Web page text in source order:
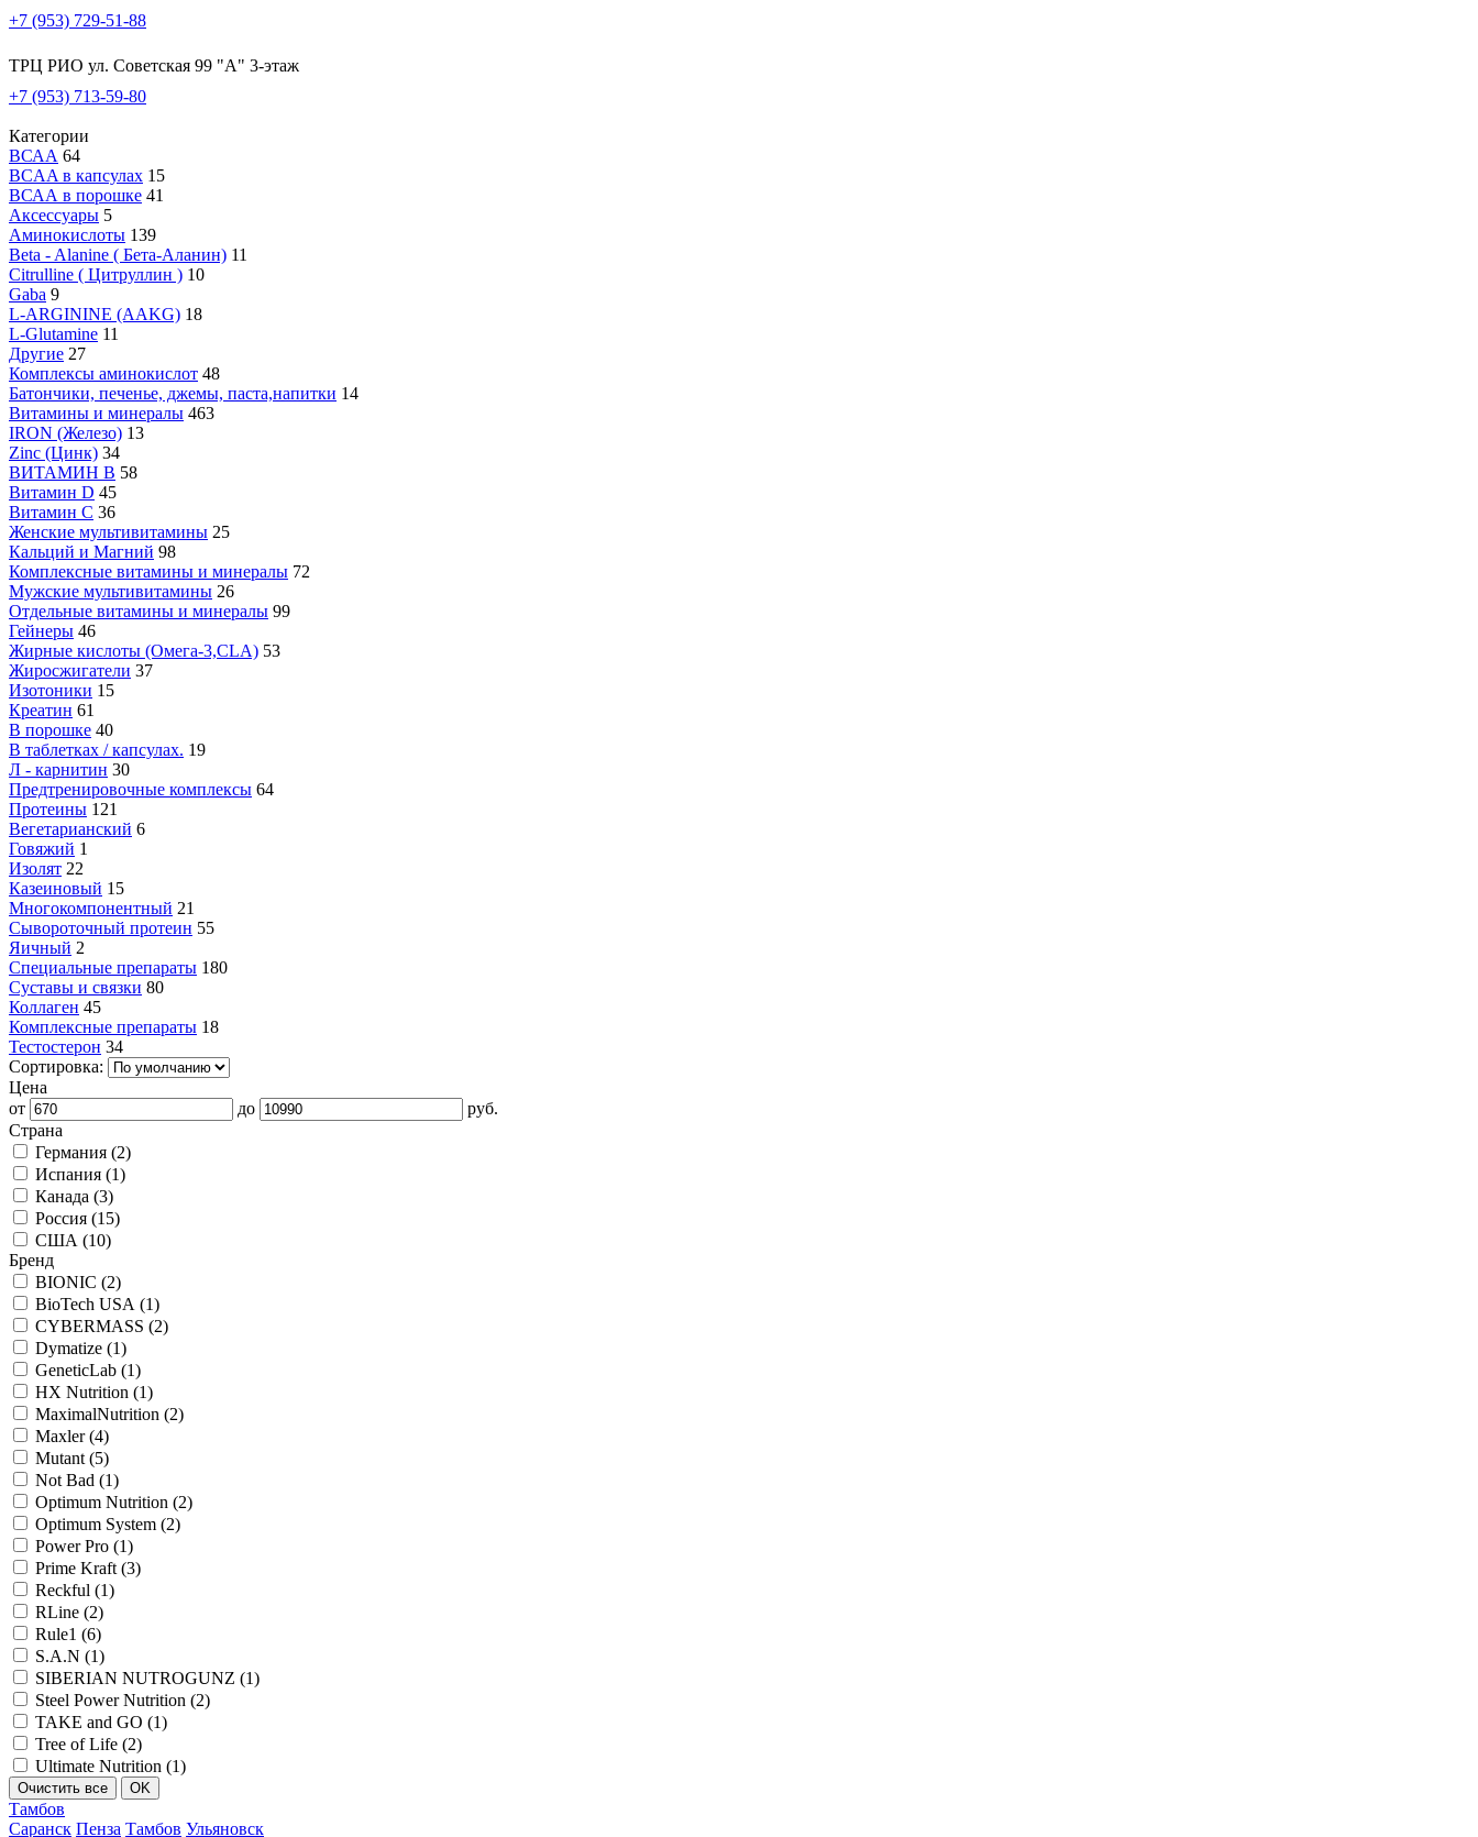
+7 (953) 729-51-88
ТРЦ РИО ул. Советская 99 "А" 3-этаж
+7 (953) 713-59-80
Категории
ВСАА 64
BCAA в капсулах 15
ВСАА в порошке 41
Аксессуары 5
Аминокислоты 139
Beta - Alanine ( Бета-Аланин) 11
Citrulline ( Цитруллин ) 10
Gaba 9
L-ARGININE (AAKG) 18
L-Glutamine 11
Другие 27
Комплексы аминокислот 48
Батончики, печенье, джемы, паста,напитки 14
Витамины и минералы 463
IRON (Железо) 13
Zinc (Цинк) 34
ВИТАМИН B 58
Витамин D 45
Витамин С 36
Женские мультивитамины 25
Кальций и Магний 98
Комплексные витамины и минералы 72
Мужские мультивитамины 26
Отдельные витамины и минералы 99
Гейнеры 46
Жирные кислоты (Омега-3,CLA) 53
Жиросжигатели 37
Изотоники 15
Креатин 61
В порошке 40
В таблетках / капсулах. 19
Л - карнитин 30
Предтренировочные комплексы 64
Протеины 121
Вегетарианский 6
Говяжий 1
Изолят 22
Казеиновый 15
Многокомпонентный 21
Сывороточный протеин 55
Яичный 2
Специальные препараты 180
Суставы и связки 80
Коллаген 45
Комплексные препараты 18
Тестостерон 34
Сортировка:
Цена
от
до
руб.
Страна
Германия (2)
Испания (1)
Канада (3)
Россия (15)
США (10)
Бренд
BIONIC (2)
BioTech USA (1)
CYBERMASS (2)
Dymatize (1)
GeneticLab (1)
HX Nutrition (1)
MaximalNutrition (2)
Maxler (4)
Mutant (5)
Not Bad (1)
Optimum Nutrition (2)
Optimum System (2)
Power Pro (1)
Prime Kraft (3)
Reckful (1)
RLine (2)
Rule1 (6)
S.A.N (1)
SIBERIAN NUTROGUNZ (1)
Steel Power Nutrition (2)
TAKE and GO (1)
Tree of Life (2)
Ultimate Nutrition (1)
Тамбов
Саранск Пенза Тамбов Ульяновск